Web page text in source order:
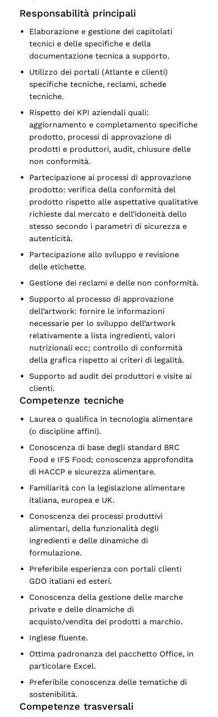
Responsabilità principali
Elaborazione e gestione dei capitolati
tecnici e delle specifiche e della
documentazione tecnica a supporto.
Utilizzo dei portali (Atlante e clienti)
specifiche tecniche, reclami, schede
tecniche.
Rispetto dei KPI aziendali quali:
aggiornamento e completamento specifiche
prodotto, processi di approvazione di
prodotti e produttori, audit, chiusure delle
non conformità.
Partecipazione ai processi di approvazione
prodotto: verifica della conformità del
prodotto rispetto alle aspettative qualitative
richieste dal mercato e dell’idoneità dello
stesso secondo i parametri di sicurezza e
autenticità.
Partecipazione allo sviluppo e revisione
delle etichette.
Gestione dei reclami e delle non conformità.
Supporto al processo di approvazione
dell’artwork: fornire le informazioni
necessarie per lo sviluppo dell’artwork
relativamente a lista ingredienti, valori
nutrizionali ecc; controllo di conformità
della grafica rispetto ai criteri di legalità.
Supporto ad audit dei produttori e visite ai
clienti.
Competenze tecniche
Laurea o qualifica in tecnologia alimentare
(o discipline affini).
Conoscenza di base degli standard BRC
Food e IFS Food; conoscenza approfondita
di HACCP e sicurezza alimentare.
Familiarità con la legislazione alimentare
italiana, europea e UK.
Conoscenza dei processi produttivi
alimentari, della funzionalità degli
ingredienti e delle dinamiche di
formulazione.
Preferibile esperienza con portali clienti
GDO italiani ed esteri.
Conoscenza della gestione delle marche
private e delle dinamiche di
acquisto/vendita dei prodotti a marchio.
Inglese fluente.
Ottima padronanza del pacchetto Office, in
particolare Excel.
Preferibile conoscenza delle tematiche di
sostenibilità.
Competenze trasversali